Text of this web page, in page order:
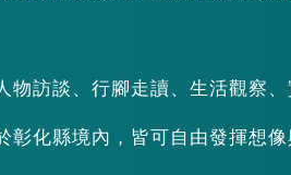
物訪談、行腳走讀、生活觀察
化縣境內，皆可自由發揮想像